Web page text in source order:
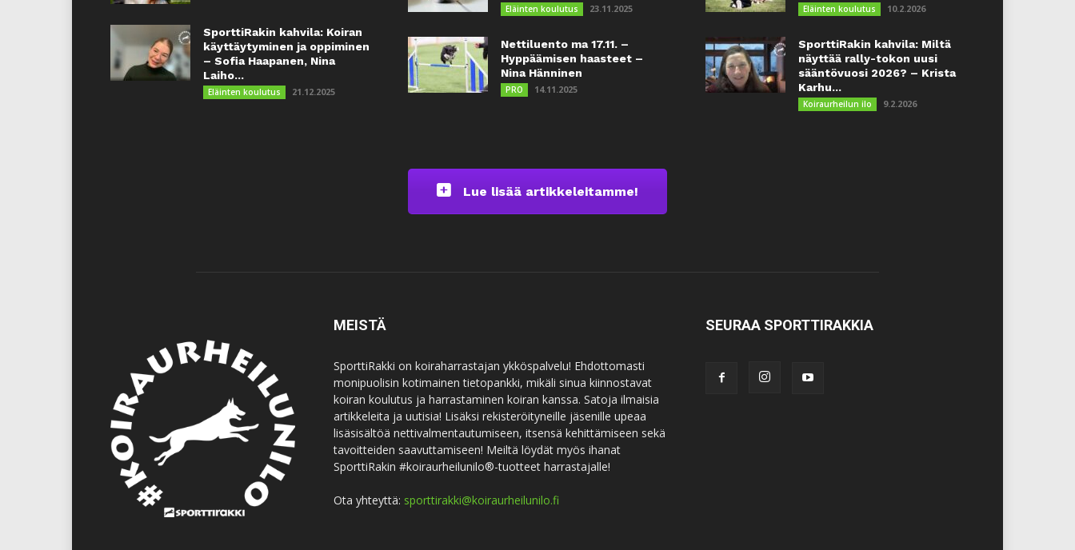
SporttiRakin kahvila: Koiran
käyttäytyminen ja oppiminen
– Sofia Haapanen, Nina
Laiho...
Eläinten koulutus 21.12.2025
Eläinten koulutus 23.11.2025
Nettiluento ma 17.11. –
Hyppäämisen haasteet –
Nina Hänninen
PRO 14.11.2025
Lue lisää artikkeleitamme!
Eläinten koulutus 10.2.2026
SporttiRakin kahvila: Miltä
näyttää rally-tokon uusi
sääntövuosi 2026? – Krista
Karhu...
Koiraurheilun ilo 9.2.2026
MEISTÄ
SporttiRakki on koiraharrastajan ykköspalvelu! Ehdottomasti
monipuolisin kotimainen tietopankki, mikäli sinua kiinnostavat
koiran koulutus ja harrastaminen koiran kanssa. Satoja ilmaisia
artikkeleita ja uutisia! Lisäksi rekisteröityneille jäsenille upeaa
lisäsisältöä nettivalmentautumiseen, itsensä kehittämiseen sekä
tavoitteiden saavuttamiseen! Meiltä löydät myös ihanat
SporttiRakin #koiraurheilunilo®-tuotteet harrastajalle!
Ota yhteyttä: sporttirakki@koiraurheilunilo.fi
SEURAA SPORTTIRAKKIA